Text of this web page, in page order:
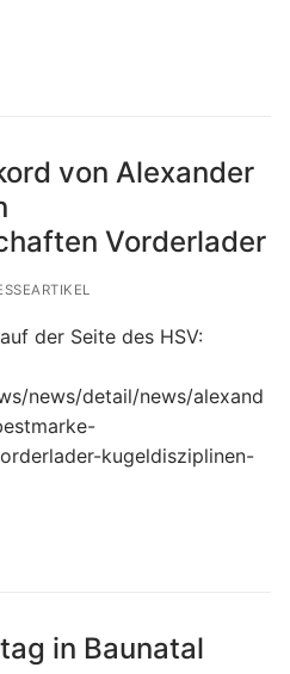
von Alexander
Vorderlader
der Seite des HSV:
news/detail/news/alexand
kugeldisziplinen-
in Baunatal